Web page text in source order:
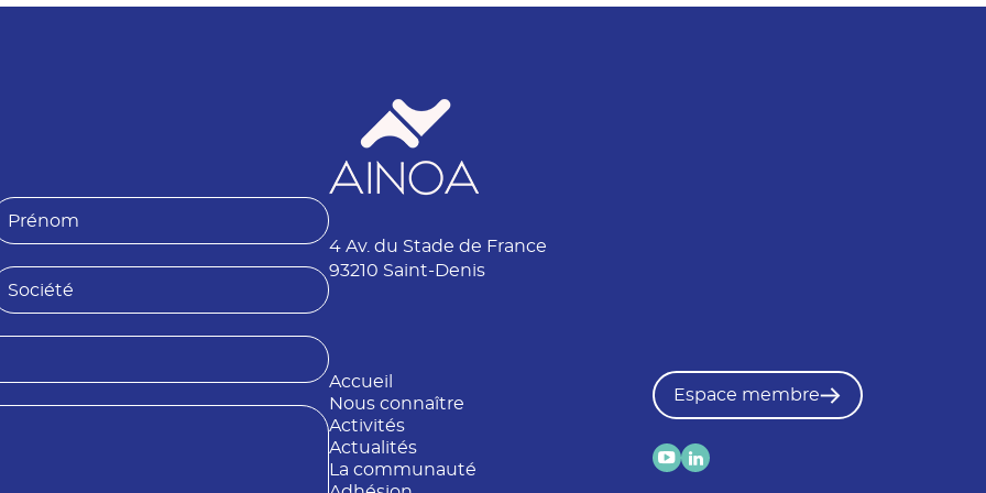
4 Av. du Stade de France
93210 Saint-Denis
Accueil
Nous connaître
Activités
Actualités
La communauté
Espace membre